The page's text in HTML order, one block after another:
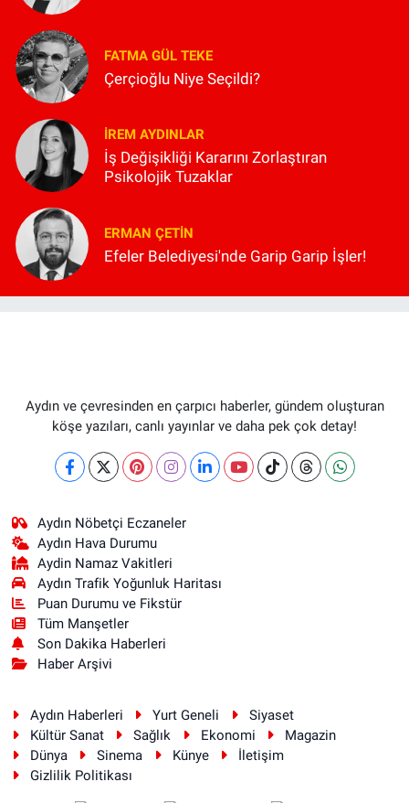
FATMA GÜL TEKE
Çerçioğlu Niye Seçildi?
İREM AYDINLAR
İş Değişikliği Kararını Zorlaştıran
Psikolojik Tuzaklar
ERMAN ÇETIN
Efeler Belediyesi'nde Garip Garip İşler!
Aydın ve çevresinden en çarpıcı haberler, gündem oluşturan
köşe yazıları, canlı yayınlar ve daha pek çok detay!
Aydın Nöbetçi Eczaneler
Aydın Hava Durumu
Aydin Namaz Vakitleri
Aydın Trafik Yoğunluk Haritası
Puan Durumu ve Fikstür
Tüm Manşetler
Son Dakika Haberleri
Haber Arşivi
Aydın Haberleri Yurt Geneli
Siyaset
Kültür Sanat
Sağlık Ekonomi
Magazin
Dünya
Sinema Künye
İletişim
Gizlilik Politikası